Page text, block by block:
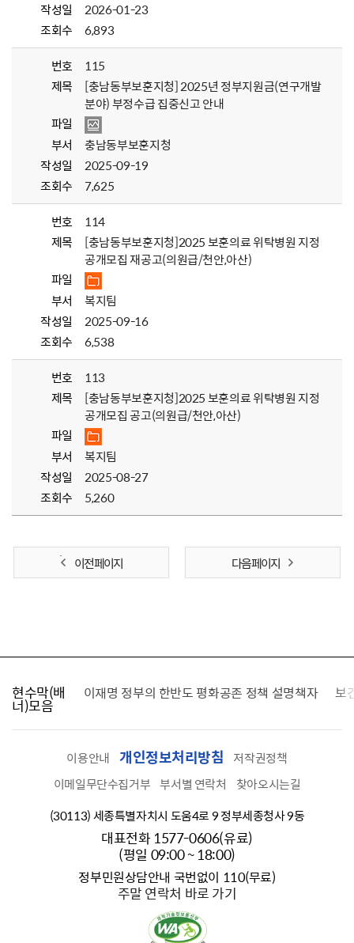
작성일
2026-01-23
조회수
6,893
번호
115
제목
[충남동부보훈지청] 2025년 정부지원금(연구개발
분야) 부정수급 집중신고 안내
파일
부서
충남동부보훈지청
작성일
2025-09-19
조회수
7,625
번호
114
제목
[충남동부보훈지청]2025 보훈의료 위탁병원 지정
공개모집 재공고(의원급/천안,아산)
파일
부서
복지팀
작성일
2025-09-16
조회수
6,538
번호
113
제목
[충남동부보훈지청]2025 보훈의료 위탁병원 지정
공개모집 공고(의원급/천안,아산)
파일
부서
복지팀
작성일
2025-08-27
조회수
5,260
이전 페이지 다음 페이지
현수막(배
너)모음
찾습니다 이재명 정부의 한반도 평화공존 정책 설명책자 보
이용안내 개인정보처리방침
저작권정책
이메일무단수집거부 부서별 연락처
찾아오시는길
(30113) 세종특별자치시 도움4로 9 정부세종청사 9동
대표전화 1577-0606(유료)
(평일 09:00 ~ 18:00)
정부민원상담안내 국번없이 110(무료)
주말 연락처 바로 가기